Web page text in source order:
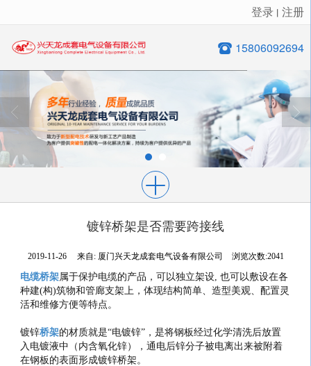
很遗憾，因您的浏览器版本过低导致无法获得最佳浏览体验，推荐下载安装谷歌浏览器！
登录 丨 注册
15806092694
镀锌桥架是否需要跨接线
2019-11-26 来自: 厦门兴天龙成套电气设备有限公司 浏览次数:2041
电缆桥架属于保护电缆的产品，可以独立架设, 也可以敷设在各
种建(构)筑物和管廊支架上，体现结构简单、造型美观、配置灵
活和维修方便等特点。
镀锌桥架的材质就是“电镀锌”，是将钢板经过化学清洗后放置
入电镀液中（内含氧化锌），通电后锌分子被电离出来被附着
在钢板的表面形成镀锌桥架。